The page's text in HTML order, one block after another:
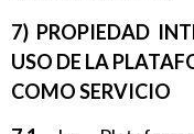
7) PROPIEDAD
USO DE LA
COMO SERVICIO